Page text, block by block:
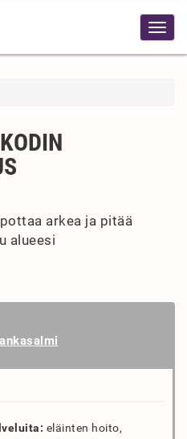
arkea ja pitää
alueesi
eläinten hoito,